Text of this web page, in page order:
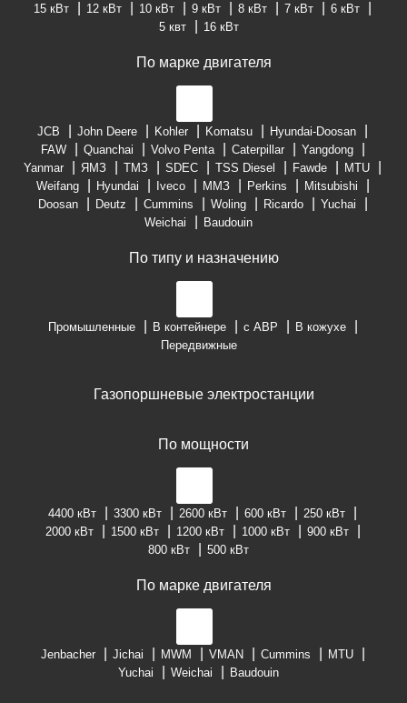
15 кВт
12 кВт 10 кВт 9 кВт 8 кВт 7 кВт
6 кВт
5 квт
16 кВт
По марке двигателя
JCB John Deere Kohler Komatsu
Hyundai-Doosan
FAW
Quanchai Volvo Penta Caterpillar
Yangdong
Yanmar
ЯМЗ ТМЗ SDEC TSS Diesel Fawde
MTU
Weifang
Hyundai Iveco ММЗ Perkins
Mitsubishi
Doosan
Deutz Cummins Woling Ricardo
Yuchai
Weichai
Baudouin
По типу и назначению
Промышленные В контейнере с АВР
В кожухе
Передвижные
Газопоршневые электростанции
По мощности
4400 кВт 3300 кВт 2600 кВт 600 кВт
250 кВт
2000 кВт
1500 кВт 1200 кВт 1000 кВт
900 кВт
800 кВт
500 кВт
По марке двигателя
Jenbacher Jichai MWM VMAN Cummins
MTU
Yuchai
Weichai Baudouin